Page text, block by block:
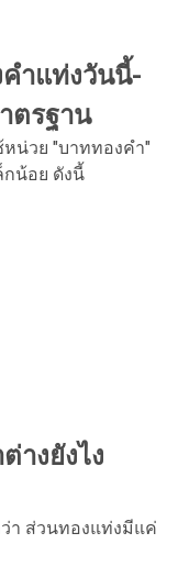
ำแท่งวันนี้-
ตรฐาน
น่วย "บาททองคำ"
กน้อย ดังนี้
างยังไง
า ส่วนทองแท่งมีแค่